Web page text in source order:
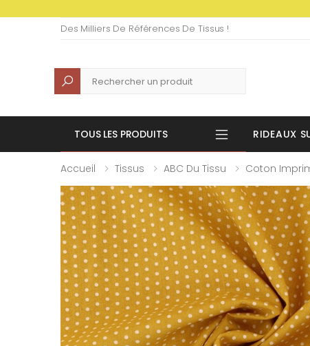
Des Milliers De Références De Tissus !
Recherche
TOUS LES PRODUITS RIDEAUX
Accueil Tissus ABC Du Tissu Coton